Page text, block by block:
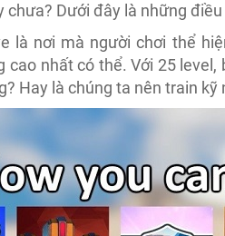
chưa? Dưới đây là những
là nơi mà người chơi thể
cao nhất có thể. Với 25
Hay là chúng ta nên train